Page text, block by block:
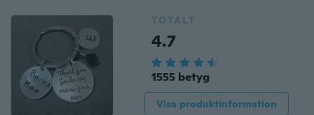
TOTALT
4.7
1555 betyg
Visa produktinformation